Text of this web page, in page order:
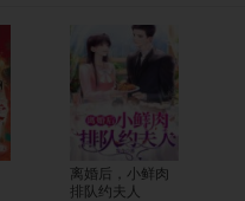
离婚后，小鲜肉
排队约夫人